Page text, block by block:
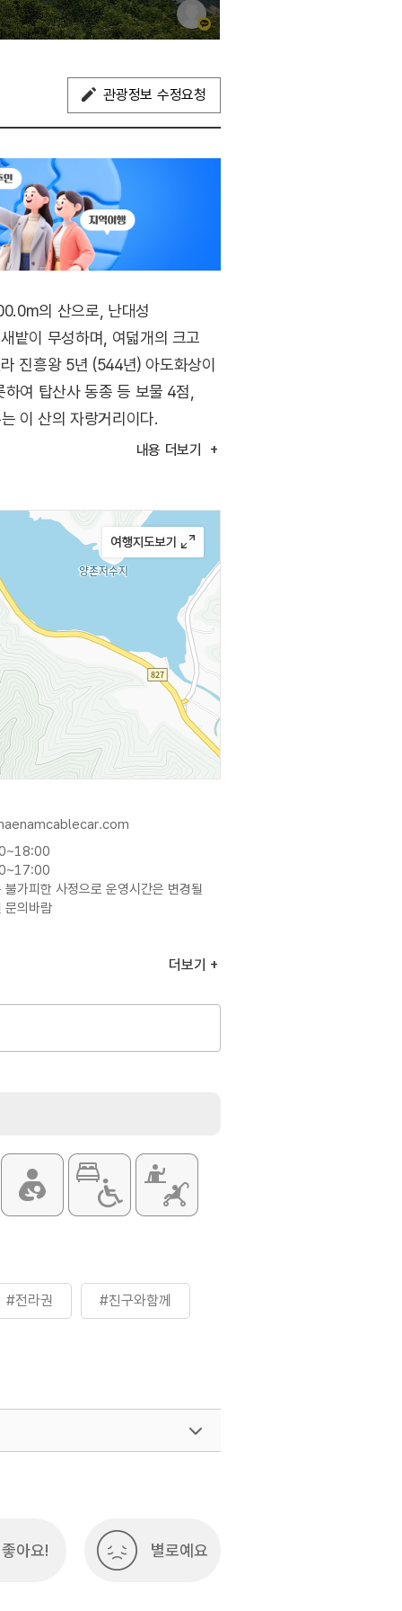
관광정보 수정요청
의 산으로, 난대성
밭이 무성하며, 여덟개의 크고
진흥왕 5년 (544년) 아도화상이
여 탑산사 동종 등 보물 4점,
이 산의 자랑거리이다.
한 수목이 울창한 터널을 이루고
내용 더보기
가피한 사정으로 운영시간은 변경될
문의바람
더보기
#전라권 #친구와함께
좋아요! 별로예요